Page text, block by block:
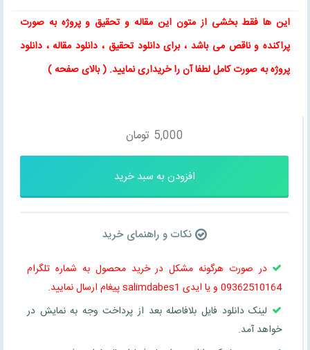
این ها فقط بخشی از متون این مقالهو تحقیق و پروژه به صورت
پراکنده و ناقص می باشد ، برای دانلود تحقیق ، دانلود مقاله، دانلود
پروژه به صورت کامل لطفا آن را خریداری نمایید. ( بالای صفحه )
5,000 تومان
افزودن به سبد خرید
نکات و راهنمای خرید
در صورت هرگونه مشکل در خرید محصول به شماره تلگرام
09362510164 و یا ایدی salimdabes1 پیغام ارسال نمایید.
لینک دانلود فایل بلافاصله بعد از پرداخت وجه به نمایش در
خواهد آمد.